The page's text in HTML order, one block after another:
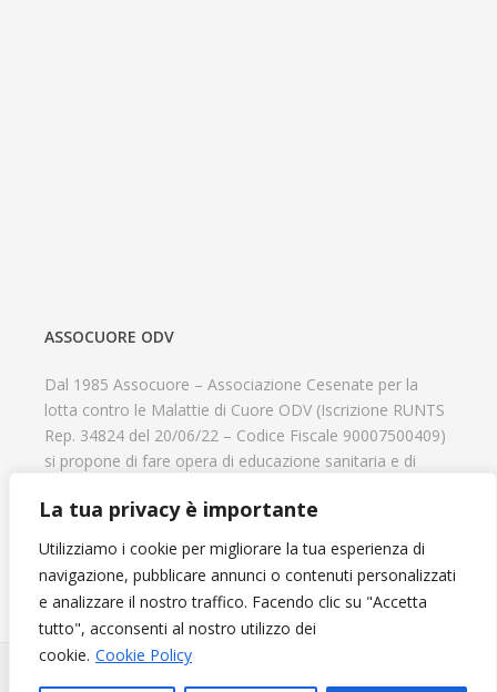
La tua privacy è importante
Utilizziamo i cookie per migliorare la tua esperienza di
navigazione, pubblicare annunci o contenuti personalizzati
e analizzare il nostro traffico. Facendo clic su "Accetta
tutto", acconsenti al nostro utilizzo dei
cookie. Cookie Policy
ASSOCUORE ODV
Dal 1985 Assocuore – Associazione Cesenate per la
lotta contro le Malattie di Cuore ODV (Iscrizione RUNTS
Rep. 34824 del 20/06/22 – Codice Fiscale 90007500409)
si propone di fare opera di educazione sanitaria e di
psicofisico di tutti coloro che hanno un problema
cardiologico e di aiutare il progresso delle strutture
Diventa Socio e sostieni l'Associazione